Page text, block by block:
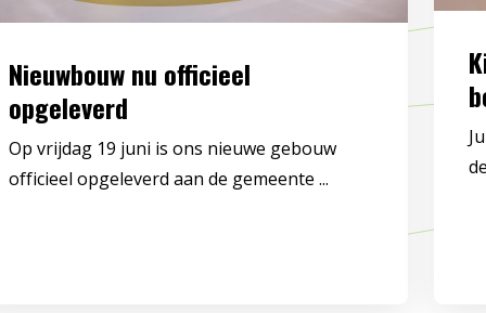
Nieuwbouw nu officieel
opgeleverd
Op vrijdag 19 juni is ons nieuwe gebouw
officieel opgeleverd aan de gemeente ...